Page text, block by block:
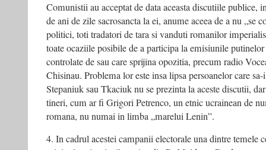
Comunistii au acceptat de data aceasta discutiile publice,
de ani de zile sacrosancta la ei, anume aceea de a nu „se
politici, toti tradatori de tara si vanduti romanilor
toate ocaziile posibile de a participa la emisiunile
controlate de sau care sprijina opozitia, precum radio
Chisinau. Problema lor este insa lipsa persoanelor care
Stepaniuk sau Tkaciuk nu se prezinta la aceste discutii,
tineri, cum ar fi Grigori Petrenco, un etnic ucrainean de
romana, nu numai in limba „marelui Lenin”.
4. In cadrul acestei campanii electorale una dintre temele